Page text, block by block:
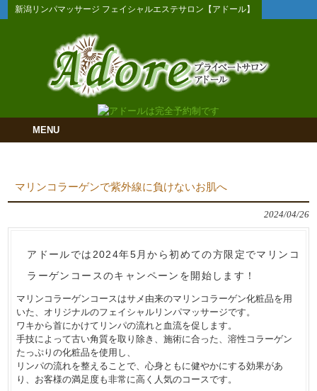
新潟リンパマッサージ フェイシャルエステサロン【アドール】
MENU
マリンコラーゲンで紫外線に負けないお肌へ
2024/04/26
アドールでは2024年5月から初めての方限定でマリンコ
ラーゲンコースのキャンペーンを開始します！
マリンコラーゲンコースはサメ由来のマリンコラーゲン化粧品を用
いた、オリジナルのフェイシャルリンパマッサージです。
ワキから首にかけてリンパの流れと血流を促します。
手技によって古い角質を取り除き、施術に合った、溶性コラーゲン
たっぷりの化粧品を使用し、
リンパの流れを整えることで、心身ともに健やかにする効果があ
り、お客様の満足度も非常に高く人気のコースです。